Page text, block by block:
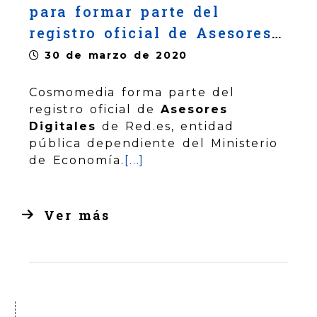
para formar parte del
registro oficial de Asesores
Digitales de Red.es
30 de marzo de 2020
Cosmomedia forma parte del
registro oficial deAsesores
Digitales de Red.es, entidad
pública dependiente del Ministerio
de Economía. [...]
Ver más